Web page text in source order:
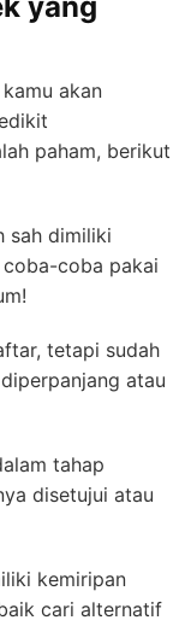
yang
akan
paham, berikut
sah dimiliki
coba-coba pakai
tetapi sudah
atau
tahap
disetujui atau
kemiripan
cari alternatif